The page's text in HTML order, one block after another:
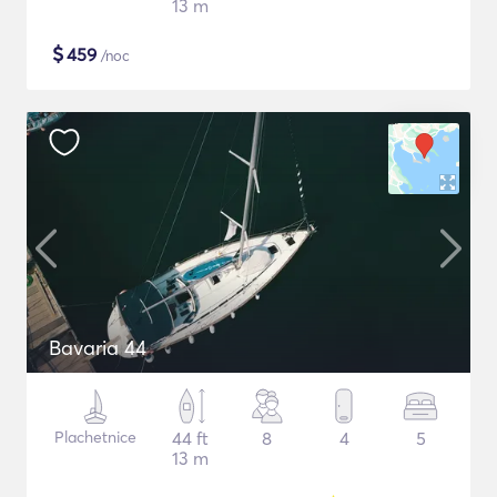
13 m
$459 /noc
Bavaria 44
Plachetnice
44 ft
13 m
8 4 5